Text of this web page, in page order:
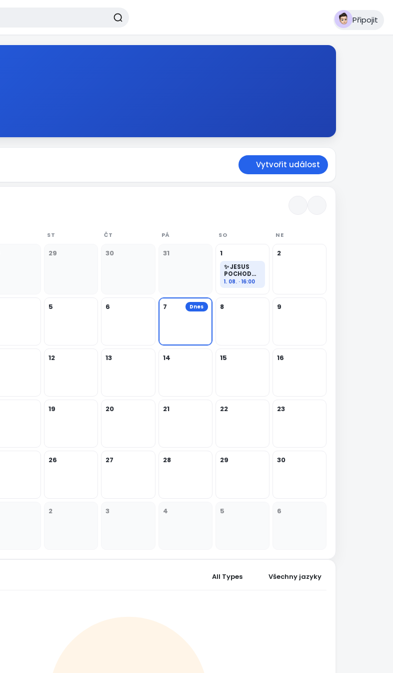
Připojit
Vytvořit událost
ST ČT PÁ SO NE
29 30 31 1
✨ JESUS
POCHOD
PRAHA
1. 08. · 16:00
2
5 6 7 Dnes 8 9
12 13 14 15 16
19 20 21 22 23
26 27 28 29 30
2 3 4 5 6
All Types Všechny jazyky